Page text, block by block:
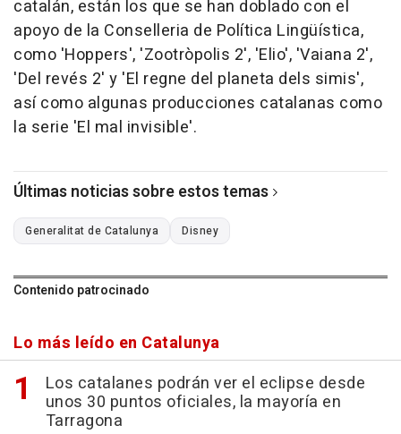
catalán, están los que se han doblado con el
apoyo de la Conselleria de Política Lingüística,
como 'Hoppers', 'Zootròpolis 2', 'Elio', 'Vaiana 2',
'Del revés 2' y 'El regne del planeta dels simis',
así como algunas producciones catalanas como
la serie 'El mal invisible'.
Últimas noticias sobre estos temas
Generalitat de Catalunya Disney
Contenido patrocinado
Lo más leído en Catalunya
Los catalanes podrán ver el eclipse desde
unos 30 puntos oficiales, la mayoría en
Tarragona